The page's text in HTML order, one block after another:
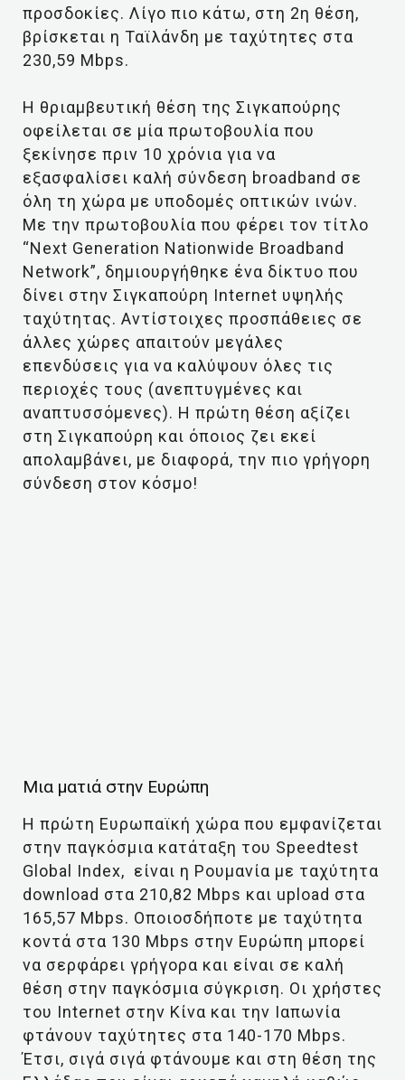
προσδοκίες. Λίγο πιο κάτω, στη 2η θέση,
βρίσκεται η Ταϊλάνδη με ταχύτητες στα
230,59 Mbps.
Η θριαμβευτική θέση της Σιγκαπούρης
οφείλεται σε μία πρωτοβουλία που
ξεκίνησε πριν 10 χρόνια για να
εξασφαλίσει καλή σύνδεση broadband σε
όλη τη χώρα με υποδομές οπτικών ινών.
Με την πρωτοβουλία που φέρει τον τίτλο
“Next Generation Nationwide Broadband
Network”, δημιουργήθηκε ένα δίκτυο που
δίνει στην Σιγκαπούρη Internet υψηλής
ταχύτητας. Αντίστοιχες προσπάθειες σε
άλλες χώρες απαιτούν μεγάλες
επενδύσεις για να καλύψουν όλες τις
περιοχές τους (ανεπτυγμένες και
αναπτυσσόμενες). Η πρώτη θέση αξίζει
στη Σιγκαπούρη και όποιος ζει εκεί
απολαμβάνει, με διαφορά, την πιο γρήγορη
σύνδεση στον κόσμο!
Μια ματιά στην Ευρώπη
Η πρώτη Ευρωπαϊκή χώρα που εμφανίζεται
στην παγκόσμια κατάταξη του Speedtest
Global Index, είναι η Ρουμανία με ταχύτητα
download στα 210,82 Mbps και upload στα
165,57 Mbps. Οποιοσδήποτε με ταχύτητα
κοντά στα 130 Mbps στην Ευρώπη μπορεί
να σερφάρει γρήγορα και είναι σε καλή
θέση στην παγκόσμια σύγκριση. Οι χρήστες
του Internet στην Κίνα και την Ιαπωνία
φτάνουν ταχύτητες στα 140-170 Mbps.
Έτσι, σιγά σιγά φτάνουμε και στη θέση της